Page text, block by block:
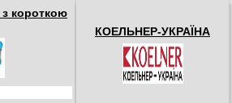
короткою
КОЕЛЬНЕР-УКРАЇНА